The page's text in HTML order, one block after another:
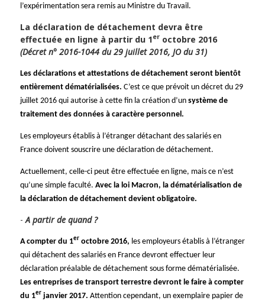
l’expérimentation sera remis au Ministre du Travail.
La déclaration de détachement devra être
effectuée en ligne à partir du 1eroctobre 2016
(Décret n° 2016-1044 du 29 juillet 2016, JO du 31)
Les déclarations et attestations de détachement seront bientôt
entièrement dématérialisées. C’est ce que prévoit un décret du 29
juillet 2016 qui autorise à cette fin la création d’un système de
traitement des données à caractère personnel.
Les employeurs établis à l’étranger détachant des salariés en
France doivent souscrire une déclaration de détachement.
Actuellement, celle-ci peut être effectuée en ligne, mais ce n’est
qu’une simple faculté. Avec la loi Macron, la dématérialisation de
la déclaration de détachement devient obligatoire.
A partir de quand ?
A compter du 1er octobre 2016, les employeurs établis à l’étranger
qui détachent des salariés en France devront effectuer leur
déclaration préalable de détachement sous forme dématérialisée.
Les entreprises de transport terrestre devront le faire à compter
du 1er janvier 2017. Attention cependant, un exemplaire papier de